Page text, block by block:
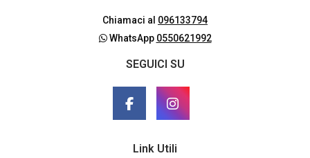
Chiamaci al 096133794
WhatsApp 0550621992
SEGUICI SU
Link Utili